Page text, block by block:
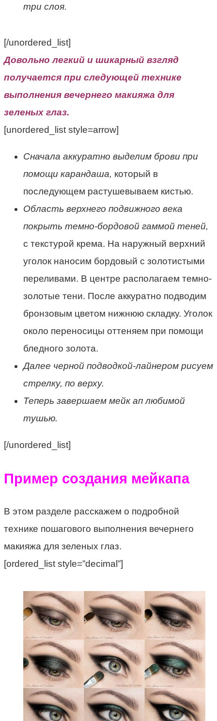
три слоя.
[/unordered_list]
Довольно легкий и шикарный взгляд
получается при следующей технике
выполнения вечернего макияжа для
зеленых глаз.
[unordered_list style=arrow]
Сначала аккуратно выделим брови при
помощи карандаша, который в
последующем растушевываем кистью.
Область верхнего подвижного века
покрыть темно-бордовой гаммой теней,
с текстурой крема. На наружный верхний
уголок наносим бордовый с золотистыми
переливами. В центре располагаем темно-
золотые тени. После аккуратно подводим
бронзовым цветом нижнюю складку. Уголок
около переносицы оттеняем при помощи
бледного золота.
Далее черной подводкой-лайнером рисуем
стрелку, по верху.
Теперь завершаем мейк ап любимой
тушью.
[/unordered_list]
Пример создания мейкапа
В этом разделе расскажем о подробной
технике пошагового выполнения вечернего
макияжа для зеленых глаз.
[ordered_list style=”decimal”]